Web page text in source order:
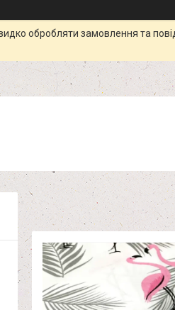
обробляти замовлення та